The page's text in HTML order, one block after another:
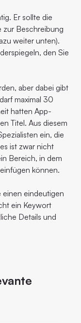
Er sollte die
zur Beschreibung
weiter unten).
den Sie
aber dabei gibt
maximal 30
hatten App-
Titel. Aus diesem
ein, die
ist zwar nicht
Bereich, in dem
können.
einen eindeutigen
ein Keywort
Details und